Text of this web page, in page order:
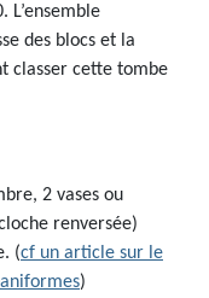
L’ensemble
des blocs et la
classer cette tombe
2 vases ou
renversée)
(cf un article sur le
)